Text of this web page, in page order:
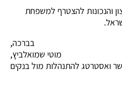
והנכונות להצטרף למשפחת
בברכה,
מוטי שמואלביץ,
ואסטרטג להתנהלות מול בנקים